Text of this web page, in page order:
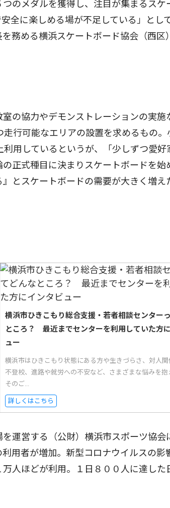
のメダルを獲得し、注目が集まるス
全に楽しめる場が不足している」とし
務める横浜スケートボード協会（西
の協力やデモンストレーションの実施
走行可能なエリアの設置を求めるもの
用しているというが、「少しずつ愛
正式種目に決まりスケートボードを
とスケートボードの需要が大きく増え
横浜市ひきこもり総合支援・若者相談センター
ところ？ 最近までセンターを利用していた方
ュー
横浜市はひきこもり状態にある方や生きづらさ、対人関
不登校、進路や就労への不安など、さまざまな悩みを抱
そのご...
詳しくはこちら
運営する（公財）横浜市スポーツ協会
用者が増加。新型コロナウイルスの
人ほどが利用。１日８００人に達した